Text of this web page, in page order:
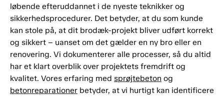
løbende efteruddannet i de nyeste teknikker og
sikkerhedsprocedurer. Det betyder, at du som kunde
kan stole på, at dit brodæk-projekt bliver udført korrekt
og sikkert – uanset om det gælder en ny bro eller en
renovering. Vi dokumenterer alle processer, så du altid
har et klart overblik over projektets fremdrift og
kvalitet. Vores erfaring med sprøjtebeton og
betonreparationer betyder, at vi hurtigt kan identificere